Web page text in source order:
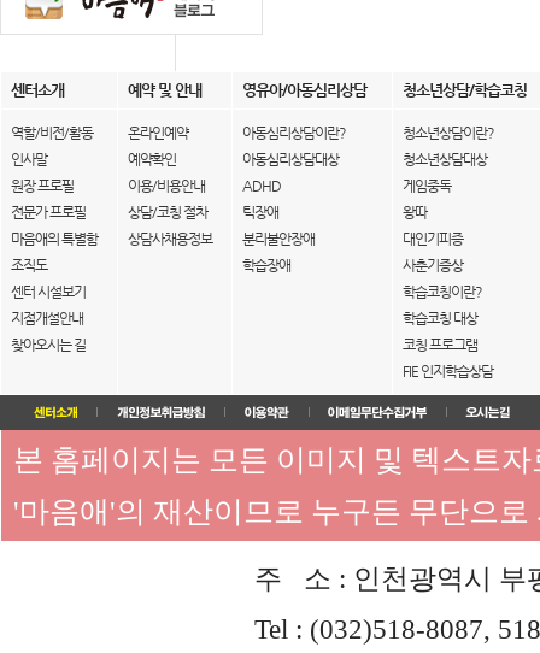
센터소개 예약 및 안내 영유아/아동심리상담 청소년상담/학습코칭
역할/비전/활동
인사말
원장 프로필
전문가 프로필
마음애의 특별함
조직도
센터 시설보기
지점개설안내
찾아오시는 길
온라인예약
예약확인
이용/비용안내
상담/코칭 절차
상담사채용정보
아동심리상담이란?
아동심리상담대상
ADHD
틱장애
분리불안장애
학습장애
청소년상담이란?
청소년상담대상
게임중독
왕따
대인기피증
사춘기증상
학습코칭이란?
학습코칭 대상
코칭 프로그램
FIE 인지학습상담
본 홈페이지는 모든 이미지 및 텍스트
'마음애'의 재산이므로 누구든 무단으
주 소 : 인천광역시 부
Tel : (032)518-8087,